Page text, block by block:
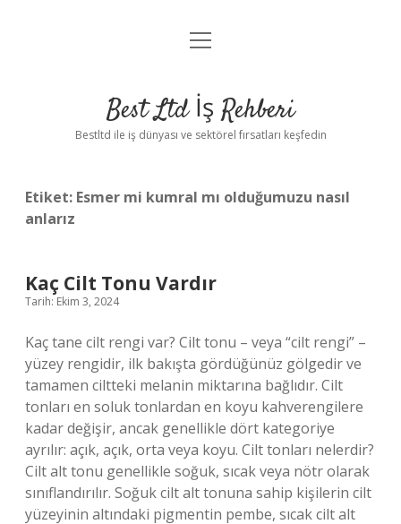
Anasayfa
Yasal Uyarı
menüyü
Best Ltd İş Rehberi
Bestltd ile iş dünyası ve sektörel fırsatları keşfedin
Etiket: Esmer mi kumral mı olduğumuzu nasıl
anlarız
Kaç Cilt Tonu Vardır
Tarih: Ekim 3, 2024
Kaç tane cilt rengi var? Cilt tonu – veya “cilt rengi” –
yüzey rengidir, ilk bakışta gördüğünüz gölgedir ve
tamamen ciltteki melanin miktarına bağlıdır. Cilt
tonları en soluk tonlardan en koyu kahverengilere
kadar değişir, ancak genellikle dört kategoriye
ayrılır: açık, açık, orta veya koyu. Cilt tonları nelerdir?
Cilt alt tonu genellikle soğuk, sıcak veya nötr olarak
sınıflandırılır. Soğuk cilt alt tonuna sahip kişilerin cilt
yüzeyinin altındaki pigmentin pembe, sıcak cilt alt